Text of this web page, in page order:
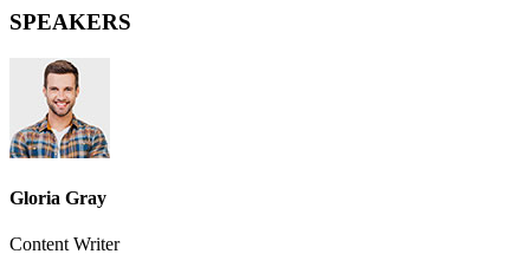
SPEAKERS
Gloria Gray
Content Writer